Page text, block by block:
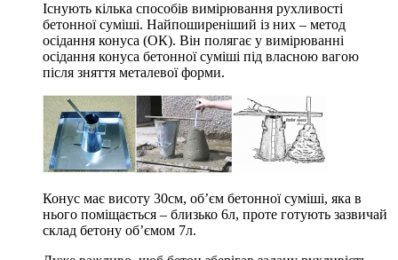
Існують кілька способів вимірювання рухливості
бетонної суміші. Найпоширеніший із них – метод
осідання конуса (ОК). Він полягає у вимірюванні
осідання конуса бетонної суміші під власною вагою
після зняття металевої форми.
Конус має висоту 30см, об’єм бетонної суміші, яка в
нього поміщається – близько 6л, проте готують зазвичай
склад бетону об’ємом 7л.